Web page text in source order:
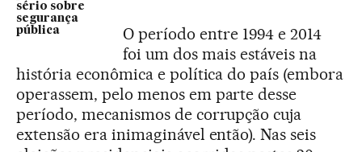
sério sobre
segurança
pública
O período entre 1994 e 2014
foi um dos mais estáveis na
história econômica e política do país (embora
operassem, pelo menos em parte desse
período, mecanismos de corrupção cuja
extensão era inimaginável então). Nas seis